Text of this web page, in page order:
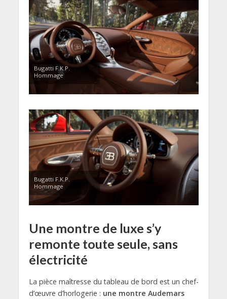
Bugatti F.K.P.
Hommage
Bugatti F.K.P.
Hommage
Une montre de luxe s’y
remonte toute seule, sans
électricité
La pièce maîtresse du tableau de bord est un chef-
d’œuvre d’horlogerie : une montre Audemars